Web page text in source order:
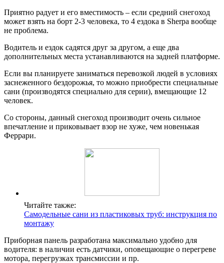
Приятно радует и его вместимость – если средний снегоход
может взять на борт 2-3 человека, то 4 ездока в Sherpa вообще
не проблема.
Водитель и ездок садятся друг за другом, а еще два
дополнительных места устанавливаются на задней платформе.
Если вы планируете заниматься перевозкой людей в условиях
заснеженного бездорожья, то можно приобрести специальные
сани (производятся специально для серии), вмещающие 12
человек.
Со стороны, данный снегоход производит очень сильное
впечатление и приковывает взор не хуже, чем новенькая
Феррари.
Читайте также:
Самодельные сани из пластиковых труб: инструкция по
монтажу
Приборная панель разработана максимально удобно для
водителя: в наличии есть датчики, оповещающие о перегреве
мотора, перегрузках трансмиссии и пр.